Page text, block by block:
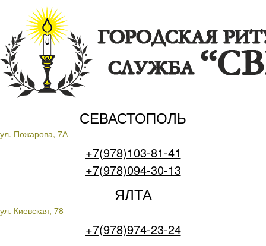
СЕВАСТОПОЛЬ
ул. Пожарова, 7А
+7(978)103-81-41
+7(978)094-30-13
ЯЛТА
ул. Киевская, 78
+7(978)974-23-24